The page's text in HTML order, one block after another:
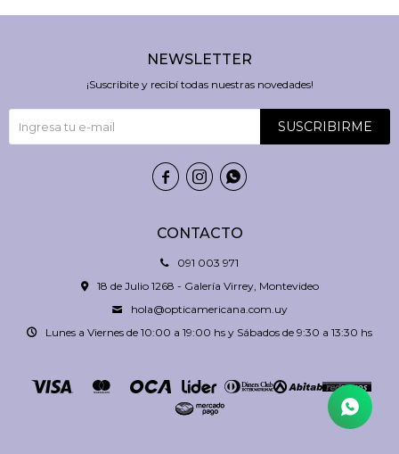
CONTACTO
091 003 971
18 de Julio 1268 - Galería Virrey, Montevideo
hola@opticamericana.com.uy
Lunes a Viernes de 10:00 a 19:00 hs y Sábados de 9:30 a 13:30 hs
NEWSLETTER
¡Suscribite y recibí todas nuestras novedades!
SUSCRIBIRME
  